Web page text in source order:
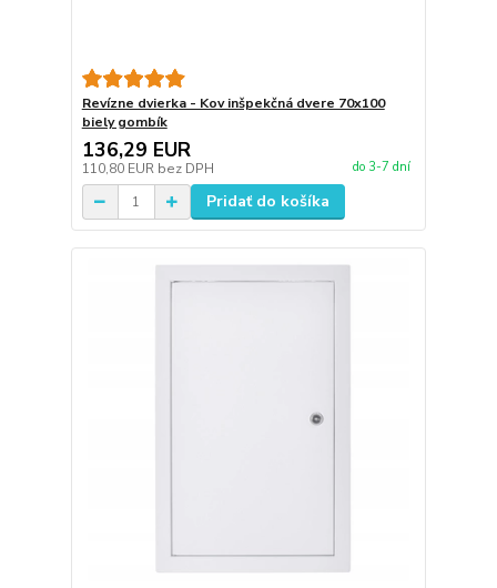
Revízne dvierka - Kov inšpekčná dvere 70x100
biely gombík
136,29 EUR
110,80 EUR bez DPH do 3-7 dní
Pridať do košíka